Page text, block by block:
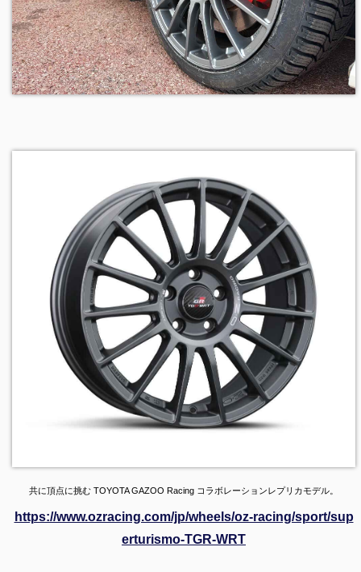
共に頂点に挑む TOYOTA GAZOO Racing コラボレーションレプリカモデル。
https://www.ozracing.com/jp/wheels/oz-racing/sport/sup
erturismo-TGR-WRT